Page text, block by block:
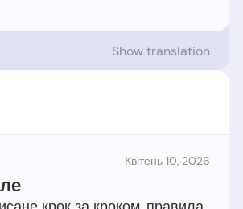
Show translation
Квітень 10, 2026